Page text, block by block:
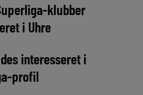
klubber
i Uhre
interesseret i
profil